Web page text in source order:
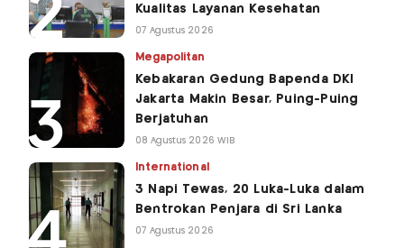
Kualitas Layanan Kesehatan
07 Agustus 2026
Megapolitan
Kebakaran Gedung Bapenda DKI
Jakarta Makin Besar, Puing-Puing
Berjatuhan
08 Agustus 2026 WIB
International
3 Napi Tewas, 20 Luka-Luka dalam
Bentrokan Penjara di Sri Lanka
07 Agustus 2026